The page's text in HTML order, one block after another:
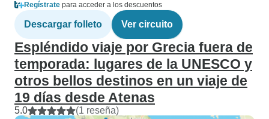
Regístrate para acceder a los descuentos
Descargar folleto Ver circuito
Espléndido viaje por Grecia fuera de
temporada: lugares de la UNESCO y
otros bellos destinos en un viaje de
19 días desde Atenas
5.0 (1 reseña)